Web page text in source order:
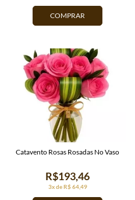
COMPRAR
3x de R$ 64,49
R$193,46
Catavento Rosas Rosadas No Vaso